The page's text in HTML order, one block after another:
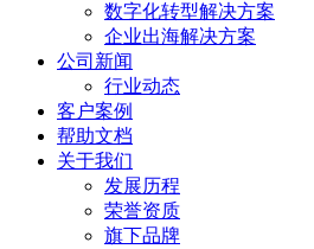
数字化转型解决方案
企业出海解决方案
公司新闻
行业动态
客户案例
帮助文档
关于我们
发展历程
荣誉资质
旗下品牌